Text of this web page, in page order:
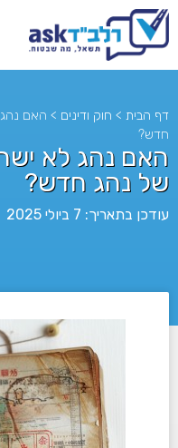
דף הבית > חוק ודינים > האם נהג
חדש?
האם נהג לא
של נהג חדש?
עודכן בתאריך: 7 ביולי 2025